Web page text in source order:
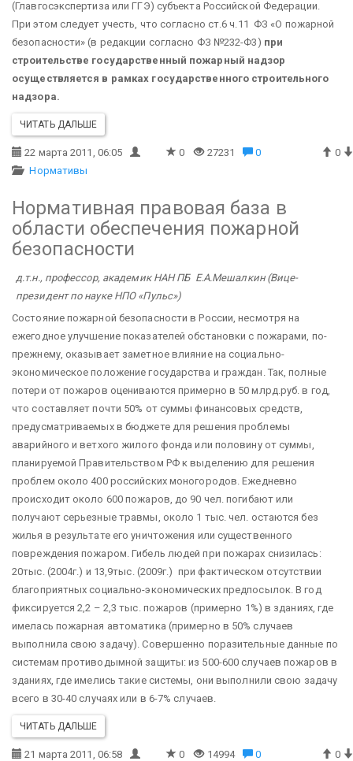
(Главгосэкспертиза или ГГЭ) субъекта Российской Федерации.
При этом следует учесть, что согласно ст.6 ч.11 ФЗ «О пожарной
безопасности» (в редакции согласно ФЗ №232-Ф3) при
строительстве государственный пожарный надзор
осуществляется в рамках государственного строительного
надзора.
ЧИТАТЬ ДАЛЬШЕ
22 марта 2011, 06:05 0 27231 0
0
Нормативы
Нормативная правовая база в
области обеспечения пожарной
безопасности
д.т.н., профессор, академик НАН ПБ Е.А.Мешалкин (Вице-
президент по науке НПО «Пульс»)
Состояние пожарной безопасности в России, несмотря на
ежегодное улучшение показателей обстановки с пожарами, по-
прежнему, оказывает заметное влияние на социально-
экономическое положение государства и граждан. Так, полные
потери от пожаров оцениваются примерно в 50 млрд.руб. в год,
что составляет почти 50% от суммы финансовых средств,
предусматриваемых в бюджете для решения проблемы
аварийного и ветхого жилого фонда или половину от суммы,
планируемой Правительством РФ к выделению для решения
проблем около 400 российских моногородов. Ежедневно
происходит около 600 пожаров, до 90 чел. погибают или
получают серьезные травмы, около 1 тыс. чел. остаются без
жилья в результате его уничтожения или существенного
повреждения пожаром. Гибель людей при пожарах снизилась:
20тыс. (2004г.) и 13,9тыс. (2009г.) при фактическом отсутствии
благоприятных социально-экономических предпосылок. В год
фиксируется 2,2 – 2,3 тыс. пожаров (примерно 1%) в зданиях, где
имелась пожарная автоматика (примерно в 50% случаев
выполнила свою задачу). Совершенно поразительные данные по
системам противодымной защиты: из 500-600 случаев пожаров в
зданиях, где имелись такие системы, они выполнили свою задачу
всего в 30-40 случаях или в 6-7% случаев.
ЧИТАТЬ ДАЛЬШЕ
21 марта 2011, 06:58 0 14994 0
0